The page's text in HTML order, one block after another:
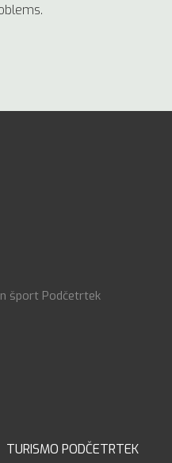
šport Podčetrtek
TURISMO PODČETRTEK